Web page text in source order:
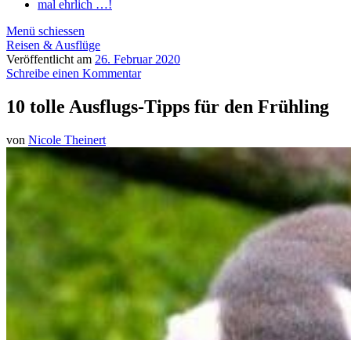
mal ehrlich …!
Menü schiessen
Reisen & Ausflüge
Veröffentlicht am 26. Februar 2020
Schreibe einen Kommentar
10 tolle Ausflugs-Tipps für den Frühling
von Nicole Theinert